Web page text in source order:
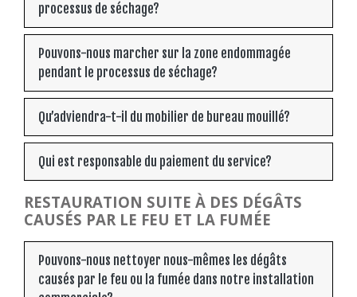
processus de séchage?
Pouvons-nous marcher sur la zone endommagée
pendant le processus de séchage?
Qu’adviendra-t-il du mobilier de bureau mouillé?
Qui est responsable du paiement du service?
RESTAURATION SUITE À DES DÉGÂTS
CAUSÉS PAR LE FEU ET LA FUMÉE
Pouvons-nous nettoyer nous-mêmes les dégâts
causés par le feu ou la fumée dans notre installation